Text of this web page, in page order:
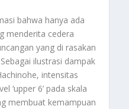
bahwa hanya ada
menderita cedera
yang di rasakan
ilustrasi dampak
intensitas
‘upper 6’ pada skala
membuat kemampuan